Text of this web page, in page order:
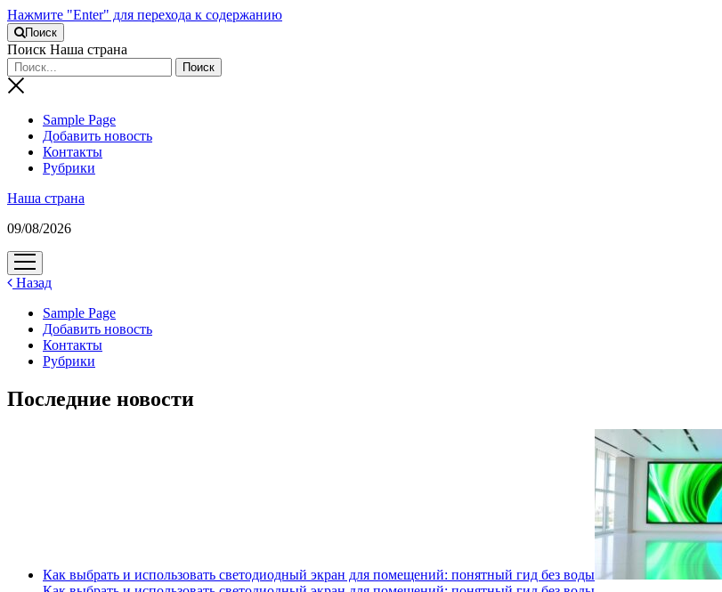
Нажмите "Enter" для перехода к содержанию
Поиск
Поиск Наша страна
Sample Page
Добавить новость
Контакты
Рубрики
Наша страна
09/08/2026
открыть
меню
Назад
Sample Page
Добавить новость
Контакты
Рубрики
Последние новости
Как выбрать и использовать светодиодный экран для помещений: понятный гид без воды